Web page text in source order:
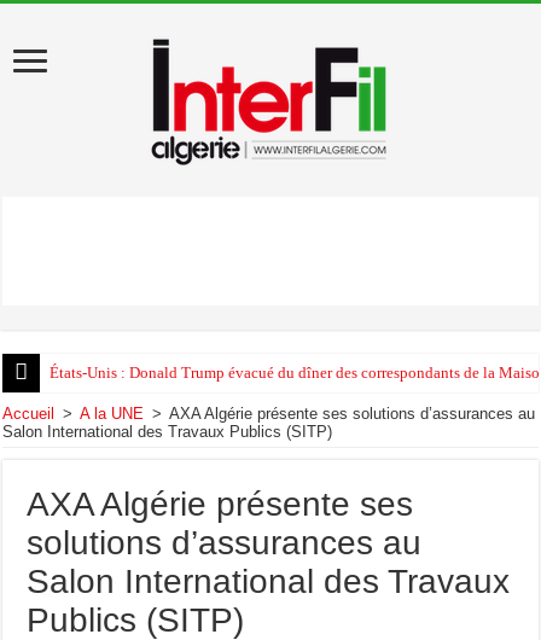
États-Unis : Donald Trump évacué du dîner des correspondants de la
Accueil > A la UNE > AXA Algérie présente ses solutions d’assurances au
Salon International des Travaux Publics (SITP)
AXA Algérie présente ses
solutions d’assurances au
Salon International des Travaux
Publics (SITP)